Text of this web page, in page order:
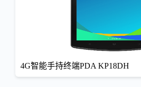
4G智能手持终端PDA KP18DH